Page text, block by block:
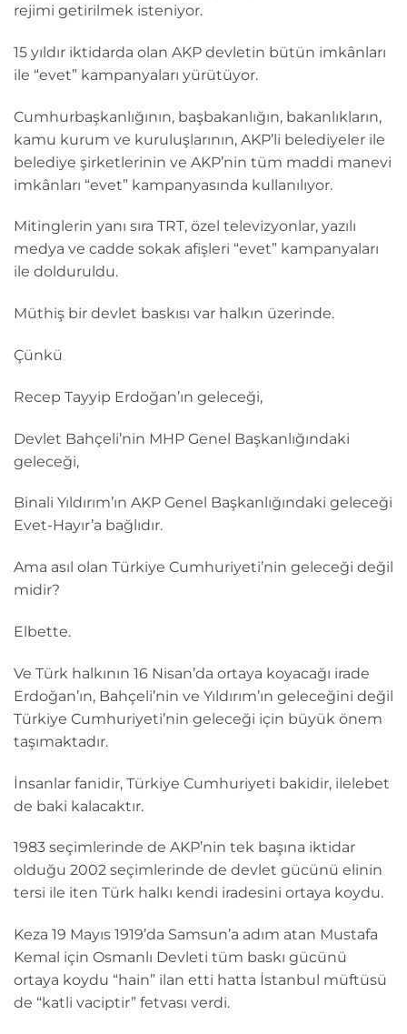
rejimi getirilmek isteniyor.
15 yıldır iktidarda olan AKP devletin bütün imkânları
ile “evet” kampanyaları yürütüyor.
Cumhurbaşkanlığının, başbakanlığın, bakanlıkların,
kamu kurum ve kuruluşlarının, AKP’li belediyeler ile
belediye şirketlerinin ve AKP’nin tüm maddi manevi
imkânları “evet” kampanyasında kullanılıyor.
Mitinglerin yanı sıra TRT, özel televizyonlar, yazılı
medya ve cadde sokak afişleri “evet” kampanyaları
ile dolduruldu.
Müthiş bir devlet baskısı var halkın üzerinde.
Çünkü
Recep Tayyip Erdoğan’ın geleceği,
Devlet Bahçeli’nin MHP Genel Başkanlığındaki
geleceği,
Binali Yıldırım’ın AKP Genel Başkanlığındaki geleceği
Evet-Hayır’a bağlıdır.
Ama asıl olan Türkiye Cumhuriyeti’nin geleceği değil
midir?
Elbette.
Ve Türk halkının 16 Nisan’da ortaya koyacağı irade
Erdoğan’ın, Bahçeli’nin ve Yıldırım’ın geleceğini değil
Türkiye Cumhuriyeti’nin geleceği için büyük önem
taşımaktadır.
İnsanlar fanidir, Türkiye Cumhuriyeti bakidir, ilelebet
de baki kalacaktır.
1983 seçimlerinde de AKP’nin tek başına iktidar
olduğu 2002 seçimlerinde de devlet gücünü elinin
tersi ile iten Türk halkı kendi iradesini ortaya koydu.
Keza 19 Mayıs 1919’da Samsun’a adım atan Mustafa
Kemal için Osmanlı Devleti tüm baskı gücünü
ortaya koydu “hain” ilan etti hatta İstanbul müftüsü
de “katli vaciptir” fetvası verdi.